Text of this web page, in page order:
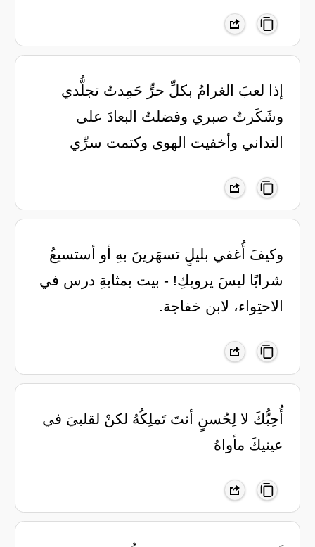
إذا لعبَ الغرامُ بكلِّ حرٍّ ‏حَمِدتُ تجلُّدي
وشَكَرتُ صبري ‏وفضلتُ البعادَ على
التداني ‏وأخفيت الهوى وكتمت سرِّي
‏وكيفَ أُغفي بليلٍ تسهَرينَ بهِ ‏أو أستسيغُ
شرابًا ليسَ يرويكِ! ‏- بيت بمثابةِ درس في
الاحتِواء، لابن خفاجة.
أُحِبُّكَ لا لِحُسنٍ أنتَ تَملِكُهُ لكنْ لقلبيَ في
عينيكَ مأواهُ